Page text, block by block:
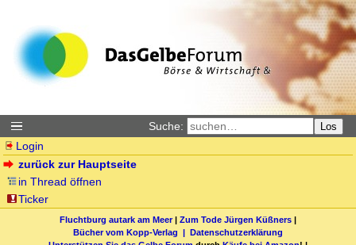
Suche: Los
Login
zurück zur Hauptseite
in Thread öffnen
Ticker
Fluchtburg autark am Meer| Zum Tode Jürgen Küßners |
Bücher vom Kopp-Verlag | Datenschutzerklärung